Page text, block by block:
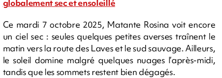
globalement sec et ensoleillé
Ce mardi 7 octobre 2025, Matante Rosina voit encore
un ciel sec : seules quelques petites averses traînent le
matin vers la route des Laves et le sud sauvage. Ailleurs,
le soleil domine malgré quelques nuages l’après-midi,
tandis que les sommets restent bien dégagés.